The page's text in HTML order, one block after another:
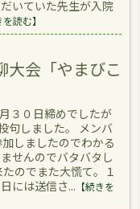
いていた先生が入院
を読む】
大会「やまびこ
３０日締めでしたが
句しました。 メンバ
しましたのでわかる
せんのでバタバタし
のでまた大慌て。１
には送信さ... 【続きを